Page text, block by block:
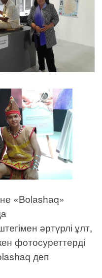
«Bolashaq»
әртүрлі ұлт,
фотосуреттерді
деп